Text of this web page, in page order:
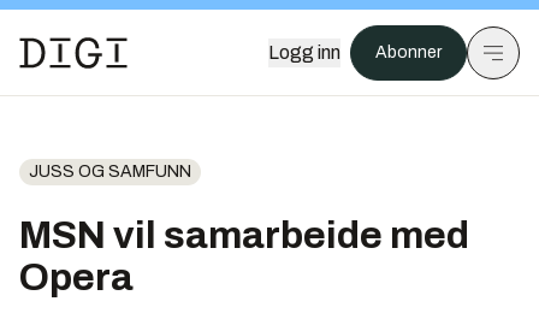
Logg inn Abonner
JUSS OG SAMFUNN
MSN vil samarbeide med
Opera